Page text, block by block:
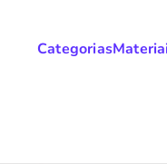
Categorias